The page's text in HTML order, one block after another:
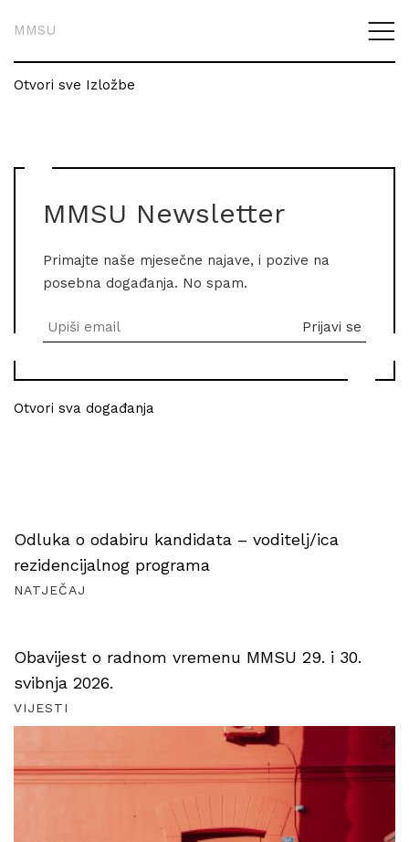
MMSU
Otvori sve Izložbe
MMSU Newsletter
Primajte naše mjesečne najave, i pozive na
posebna događanja. No spam.
Otvori sva događanja
Odluka o odabiru kandidata – voditelj/ica
rezidencijalnog programa
NATJEČAJ
Obavijest o radnom vremenu MMSU 29. i 30.
svibnja 2026.
VIJESTI